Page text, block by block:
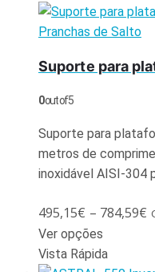
Pranchas de Salto
Suporte para
0out of 5
Suporte para
metros de
inoxidável AISI-304
495,15€ – 784,59€
Ver opções
Vista Rápida